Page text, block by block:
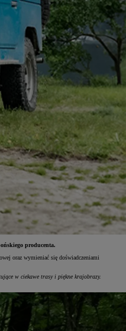
producenta.
oraz wymieniać się doświadczeniami
w ciekawe trasy i piękne krajobrazy.